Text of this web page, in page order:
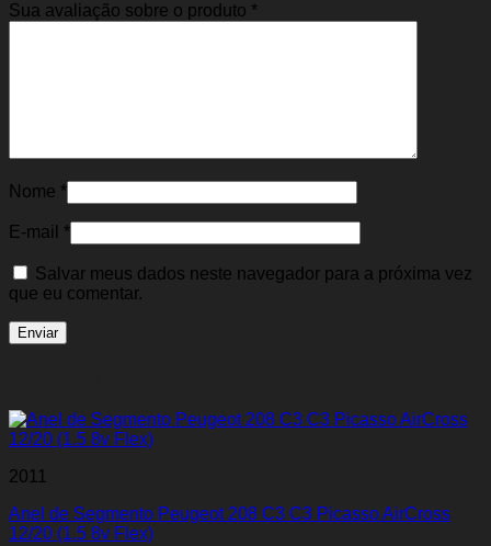
Sua avaliação sobre o produto *
Nome *
E-mail *
Salvar meus dados neste navegador para a próxima vez
que eu comentar.
2011
Anel de Segmento Peugeot 208 C3 C3 Picasso AirCross
12/20 (1.5 8v Flex)